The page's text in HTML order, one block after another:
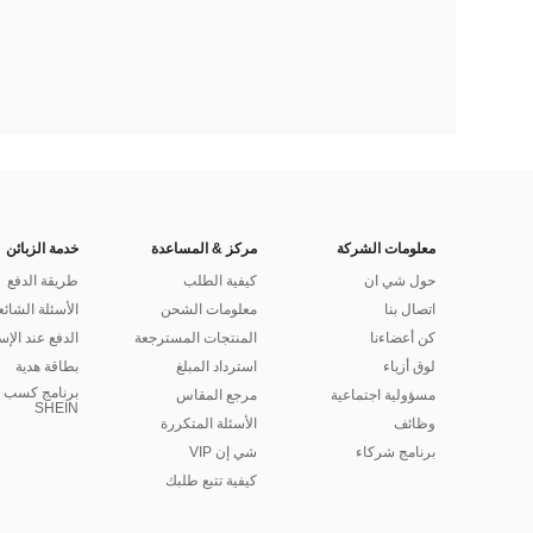
معلومات الشركة
حول شي ان
اتصال بنا
كن أعضاءنا
لوق أزياء
مسؤولية اجتماعية
وظائف
برنامج شركاء
مركز & المساعدة
كيفية الطلب
معلومات الشحن
المنتجات المسترجعة
استرداد المبلغ
مرجع المقاس
الأسئلة المتكررة
شي إن VIP
كيفية تتبع طلبك
خدمة الزبائن
طريقة الدفع
الأسئلة
الدفع عند
بطاقة هدية
برنامج كسب
SHEIN